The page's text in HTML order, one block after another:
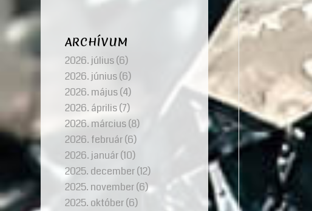
ARCHÍVUM
2026. július(6)
2026. június(6)
2026. május(4)
2026. április(7)
2026. március(8)
2026. február(6)
2026. január(10)
2025. december(12)
2025. november(6)
2025. október(6)